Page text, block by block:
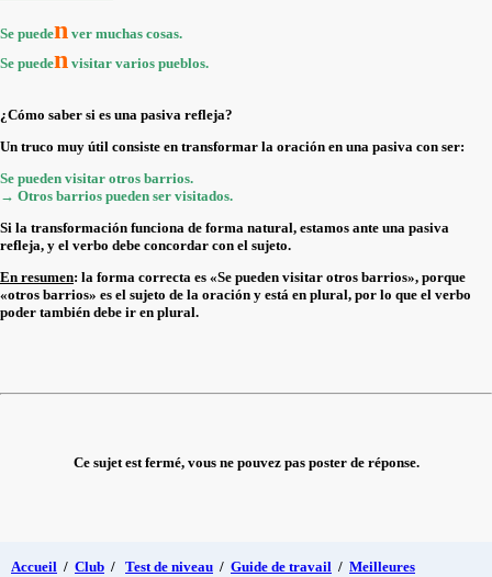
Se pueden ver muchas cosas.
Se pueden visitar varios pueblos.
¿Cómo saber si es una pasiva refleja?
Un truco muy útil consiste en transformar la oración en una pasiva con ser:
Se pueden visitar otros barrios.
→ Otros barrios pueden ser visitados.
Si la transformación funciona de forma natural, estamos ante una pasiva
refleja, y el verbo debe concordar con el sujeto.
En resumen: la forma correcta es «Se pueden visitar otros barrios», porque
«otros barrios» es el sujeto de la oración y está en plural, por lo que el verbo
poder también debe ir en plural.
Ce sujet est fermé, vous ne pouvez pas poster de réponse.
Accueil / Club / Test de niveau / Guide de travail / Meilleures